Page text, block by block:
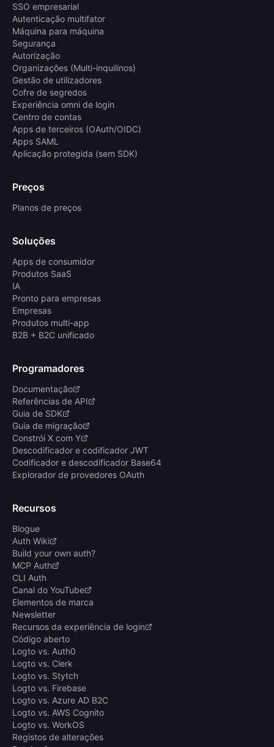
SSO empresarial
Autenticação multifator
Máquina para máquina
Segurança
Autorização
Organizações (Multi-inquilinos)
Gestão de utilizadores
Cofre de segredos
Experiência omni de login
Centro de contas
Apps de terceiros (OAuth/OIDC)
Apps SAML
Aplicação protegida (sem SDK)
Preços
Planos de preços
Soluções
Apps de consumidor
Produtos SaaS
IA
Pronto para empresas
Empresas
Produtos multi-app
B2B + B2C unificado
Programadores
Documentação
Referências de API
Guia de SDK
Guia de migração
Constrói X com Y
Descodificador e codificador JWT
Codificador e descodificador Base64
Explorador de provedores OAuth
Recursos
Blogue
Auth Wiki
Build your own auth?
MCP Auth
CLI Auth
Canal do YouTube
Elementos de marca
Newsletter
Recursos da experiência de login
Código aberto
Logto vs. Auth0
Logto vs. Clerk
Logto vs. Stytch
Logto vs. Firebase
Logto vs. Azure AD B2C
Logto vs. AWS Cognito
Logto vs. WorkOS
Registos de alterações